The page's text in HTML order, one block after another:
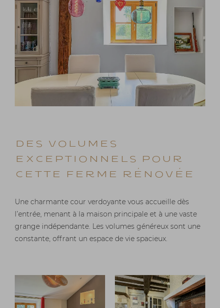
DES VOLUMES
EXCEPTIONNELS pour
cette ferme rénovée
Une charmante cour verdoyante vous accueille dès
l’entrée, menant à la maison principale et à une vaste
grange indépendante. Les volumes généreux sont une
constante, offrant un espace de vie spacieux.